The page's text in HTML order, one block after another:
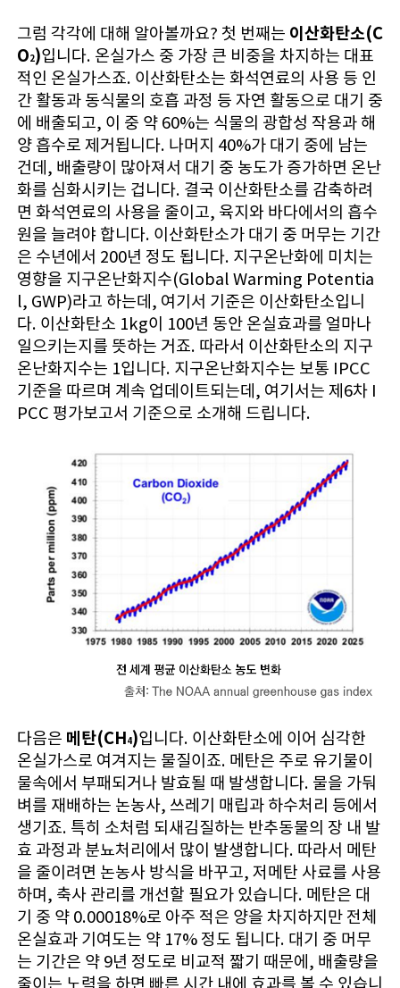
그럼 각각에 대해 알아볼까요? 첫 번째는 이산화탄소(C
O2)입니다. 온실가스 중 가장 큰 비중을 차지하는 대표
적인 온실가스죠. 이산화탄소는 화석연료의 사용 등 인
간 활동과 동식물의 호흡 과정 등 자연 활동으로 대기 중
에 배출되고, 이 중 약 60%는 식물의 광합성 작용과 해
양 흡수로 제거됩니다. 나머지 40%가 대기 중에 남는
건데, 배출량이 많아져서 대기 중 농도가 증가하면 온난
화를 심화시키는 겁니다. 결국 이산화탄소를 감축하려
면 화석연료의 사용을 줄이고, 육지와 바다에서의 흡수
원을 늘려야 합니다. 이산화탄소가 대기 중 머무는 기간
은 수년에서 200년 정도 됩니다. 지구온난화에 미치는
영향을 지구온난화지수(Global Warming Potentia
l, GWP)라고 하는데, 여기서 기준은 이산화탄소입니
다. 이산화탄소 1kg이 100년 동안 온실효과를 얼마나
일으키는지를 뜻하는 거죠. 따라서 이산화탄소의 지구
온난화지수는 1입니다. 지구온난화지수는 보통 IPCC
기준을 따르며 계속 업데이트되는데, 여기서는 제6차 I
PCC 평가보고서 기준으로 소개해 드립니다.
다음은 메탄(CH4)입니다. 이산화탄소에 이어 심각한
온실가스로 여겨지는 물질이죠. 메탄은 주로 유기물이
물속에서 부패되거나 발효될 때 발생합니다. 물을 가둬
벼를 재배하는 논농사, 쓰레기 매립과 하수처리 등에서
생기죠. 특히 소처럼 되새김질하는 반추동물의 장 내 발
효 과정과 분뇨처리에서 많이 발생합니다. 따라서 메탄
을 줄이려면 논농사 방식을 바꾸고, 저메탄 사료를 사용
하며, 축사 관리를 개선할 필요가 있습니다. 메탄은 대
기 중 약 0.00018%로 아주 적은 양을 차지하지만 전체
온실효과 기여도는 약 17% 정도 됩니다. 대기 중 머무
는 기간은 약 9년 정도로 비교적 짧기 때문에, 배출량을